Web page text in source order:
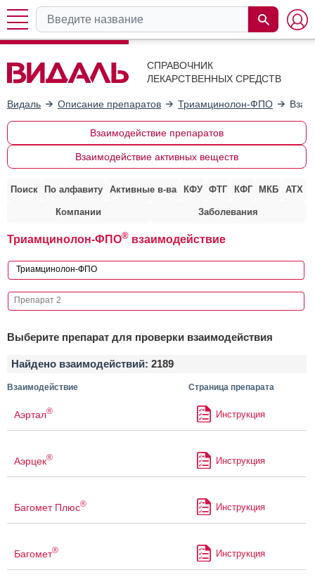
СПРАВОЧНИК
ЛЕКАРСТВЕННЫХ СРЕДСТВ
Видаль Описание препаратов Триамцинолон-ФПО
Взаимодействие препаратов
Взаимодействие активных веществ
Поиск По алфавиту Активные в-ва КФУ ФТГ КФГ МКБ АТХ
Компании Заболевания
Триамцинолон-ФПО® взаимодействие
Выберите препарат для проверки взаимодействия
Найдено взаимодействий: 2189
Взаимодействие Страница препарата
Аэртал® Инструкция
Аэрцек® Инструкция
Багомет Плюс® Инструкция
Багомет® Инструкция